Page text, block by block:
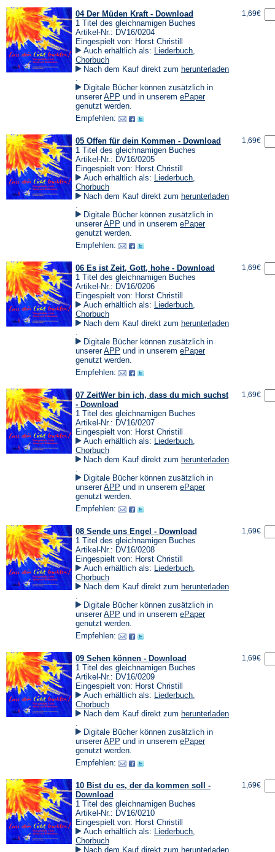
04 Der Müden Kraft - Download
1 Titel des gleichnamigen Buches
Artikel-Nr.: DV16/0204
Eingespielt von: Horst Christill
Auch erhältlich als: Liederbuch,
Chorbuch
Nach dem Kauf direkt zum herunterladen
in
einem
neuen
Tab)
.
Digitale Bücher können zusätzlich in
unsererAPP (Öffnet
in
neuen
und in unserem ePaper(Öffnet
genutzt werden.
Empfehlen:
1,69€
05 Offen für dein Kommen - Download
1 Titel des gleichnamigen Buches
Artikel-Nr.: DV16/0205
Eingespielt von: Horst Christill
Auch erhältlich als: Liederbuch,
Chorbuch
Nach dem Kauf direkt zum herunterladen
in
einem
neuen
Tab)
.
Digitale Bücher können zusätzlich in
unsererAPP (Öffnet
in
neuen
und in unserem ePaper(Öffnet
genutzt werden.
Empfehlen:
1,69€
06 Es ist Zeit, Gott, hohe - Download
1 Titel des gleichnamigen Buches
Artikel-Nr.: DV16/0206
Eingespielt von: Horst Christill
Auch erhältlich als: Liederbuch,
Chorbuch
Nach dem Kauf direkt zum herunterladen
in
einem
neuen
Tab)
.
Digitale Bücher können zusätzlich in
unsererAPP (Öffnet
in
neuen
und in unserem ePaper(Öffnet
genutzt werden.
Empfehlen:
1,69€
07 ZeitWer bin ich, dass du mich suchst
- Download
1 Titel des gleichnamigen Buches
Artikel-Nr.: DV16/0207
Eingespielt von: Horst Christill
Auch erhältlich als: Liederbuch,
Chorbuch
Nach dem Kauf direkt zum herunterladen
in
einem
neuen
Tab)
.
Digitale Bücher können zusätzlich in
unsererAPP (Öffnet
in
neuen
und in unserem ePaper(Öffnet
genutzt werden.
Empfehlen:
1,69€
08 Sende uns Engel - Download
1 Titel des gleichnamigen Buches
Artikel-Nr.: DV16/0208
Eingespielt von: Horst Christill
Auch erhältlich als: Liederbuch,
Chorbuch
Nach dem Kauf direkt zum herunterladen
in
einem
neuen
Tab)
.
Digitale Bücher können zusätzlich in
unsererAPP (Öffnet
in
neuen
und in unserem ePaper(Öffnet
genutzt werden.
Empfehlen:
1,69€
09 Sehen können - Download
1 Titel des gleichnamigen Buches
Artikel-Nr.: DV16/0209
Eingespielt von: Horst Christill
Auch erhältlich als: Liederbuch,
Chorbuch
Nach dem Kauf direkt zum herunterladen
in
einem
neuen
Tab)
.
Digitale Bücher können zusätzlich in
unsererAPP (Öffnet
in
neuen
und in unserem ePaper(Öffnet
genutzt werden.
Empfehlen:
1,69€
10 Bist du es, der da kommen soll -
Download
1 Titel des gleichnamigen Buches
Artikel-Nr.: DV16/0210
Eingespielt von: Horst Christill
Auch erhältlich als: Liederbuch,
Chorbuch
Nach dem Kauf direkt zum herunterladen
1,69€